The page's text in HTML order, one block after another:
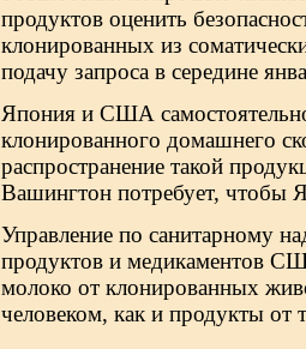
продуктов оценить
клонированных из
подачу запроса в середине
Япония и США
клонированного домашнего
распространение такой
Вашингтон потребует, чтобы
Управление по санитарному
продуктов и медикаментов
молоко от клонированных
человеком, как и продукты